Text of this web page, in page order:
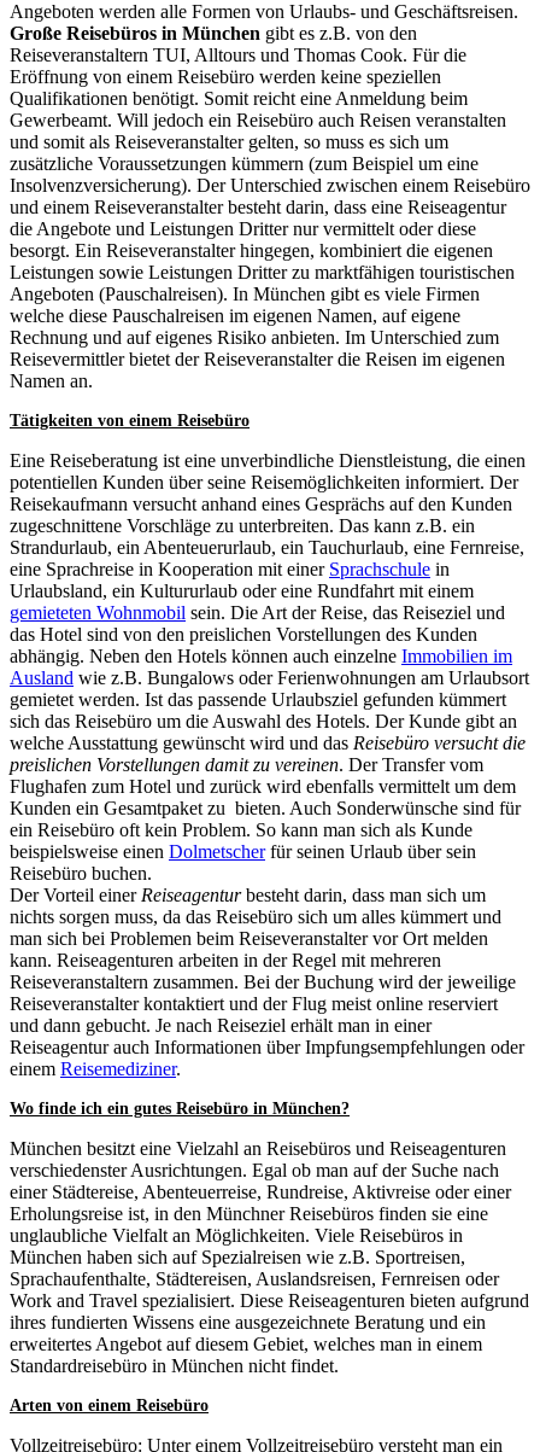
Angeboten werden alle Formen von Urlaubs- und Geschäftsreisen.
Große Reisebüros in München gibt es z.B. von den
Reiseveranstaltern TUI, Alltours und Thomas Cook. Für die
Eröffnung von einem Reisebüro werden keine speziellen
Qualifikationen benötigt. Somit reicht eine Anmeldung beim
Gewerbeamt. Will jedoch ein Reisebüro auch Reisen veranstalten
und somit als Reiseveranstalter gelten, so muss es sich um
zusätzliche Voraussetzungen kümmern (zum Beispiel um eine
Insolvenzversicherung). Der Unterschied zwischen einem Reisebüro
und einem Reiseveranstalter besteht darin, dass eine Reiseagentur
die Angebote und Leistungen Dritter nur vermittelt oder diese
besorgt. Ein Reiseveranstalter hingegen, kombiniert die eigenen
Leistungen sowie Leistungen Dritter zu marktfähigen touristischen
Angeboten (Pauschalreisen). In München gibt es viele Firmen
welche diese Pauschalreisen im eigenen Namen, auf eigene
Rechnung und auf eigenes Risiko anbieten. Im Unterschied zum
Reisevermittler bietet der Reiseveranstalter die Reisen im eigenen
Namen an.
Tätigkeiten von einem Reisebüro
Eine Reiseberatung ist eine unverbindliche Dienstleistung, die einen
potentiellen Kunden über seine Reisemöglichkeiten informiert. Der
Reisekaufmann versucht anhand eines Gesprächs auf den Kunden
zugeschnittene Vorschläge zu unterbreiten. Das kann z.B. ein
Strandurlaub, ein Abenteuerurlaub, ein Tauchurlaub, eine Fernreise,
eine Sprachreise in Kooperation mit einer Sprachschule in
Urlaubsland, ein Kultururlaub oder eine Rundfahrt mit einem
gemieteten Wohnmobil sein. Die Art der Reise, das Reiseziel und
das Hotel sind von den preislichen Vorstellungen des Kunden
abhängig. Neben den Hotels können auch einzelne Immobilien im
Ausland wie z.B. Bungalows oder Ferienwohnungen am Urlaubsort
gemietet werden. Ist das passende Urlaubsziel gefunden kümmert
sich das Reisebüro um die Auswahl des Hotels. Der Kunde gibt an
welche Ausstattung gewünscht wird und das Reisebüro versucht die
preislichen Vorstellungen damit zu vereinen. Der Transfer vom
Flughafen zum Hotel und zurück wird ebenfalls vermittelt um dem
Kunden ein Gesamtpaket zu bieten. Auch Sonderwünsche sind für
ein Reisebüro oft kein Problem. So kann man sich als Kunde
beispielsweise einen Dolmetscherfür seinen Urlaub über sein
Reisebüro buchen.
Der Vorteil einer Reiseagenturbesteht darin, dass man sich um
nichts sorgen muss, da das Reisebüro sich um alles kümmert und
man sich bei Problemen beim Reiseveranstalter vor Ort melden
kann. Reiseagenturen arbeiten in der Regel mit mehreren
Reiseveranstaltern zusammen. Bei der Buchung wird der jeweilige
Reiseveranstalter kontaktiert und der Flug meist online reserviert
und dann gebucht. Je nach Reiseziel erhält man in einer
Reiseagentur auch Informationen über Impfungsempfehlungen oder
einem Reisemediziner.
Wo finde ich ein gutes Reisebüro in München?
München besitzt eine Vielzahl an Reisebüros und Reiseagenturen
verschiedenster Ausrichtungen. Egal ob man auf der Suche nach
einer Städtereise, Abenteuerreise, Rundreise, Aktivreise oder einer
Erholungsreise ist, in den Münchner Reisebüros finden sie eine
unglaubliche Vielfalt an Möglichkeiten. Viele Reisebüros in
München haben sich auf Spezialreisen wie z.B. Sportreisen,
Sprachaufenthalte, Städtereisen, Auslandsreisen, Fernreisen oder
Work and Travel spezialisiert. Diese Reiseagenturen bieten aufgrund
ihres fundierten Wissens eine ausgezeichnete Beratung und ein
erweitertes Angebot auf diesem Gebiet, welches man in einem
Standardreisebüro in München nicht findet.
Arten von einem Reisebüro
Vollzeitreisebüro: Unter einem Vollzeitreisebüro versteht man ein